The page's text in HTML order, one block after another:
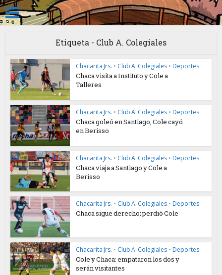
Etiqueta - Club A. Colegiales
Chacarita Jrs. • Club A. Colegiales • Deportes
Chaca visita a Instituto y Cole a
Talleres
Chacarita Jrs. • Club A. Colegiales • Deportes
Chaca goleó en Santiago, Cole cayó
en Berisso
Chacarita Jrs. • Club A. Colegiales • Deportes
Chaca viaja a Santiago y Cole a
Berisso
Chacarita Jrs. • Club A. Colegiales • Deportes
Chaca sigue derecho; perdió Cole
Chacarita Jrs. • Club A. Colegiales • Deportes
Cole y Chaca: empataron los dos y
serán visitantes